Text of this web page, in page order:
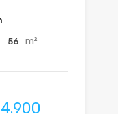
56 m²